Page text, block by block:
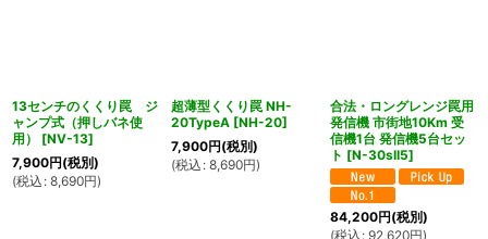
13センチのくくり罠 ジ
ャンプ式（押しバネ使
用）
[NV-13]
7,900円(税別)
(税込 : 8,690円)
超薄型くくり罠 NH-
20TypeA [NH-20]
7,900円(税別)
(税込 : 8,690円)
合法・ロングレンジ罠用
発信機 市街地10Km 受
信機1台 発信機5台セッ
ト [N-30sII5]
84,200円(税別)
(税込 : 92,620円)